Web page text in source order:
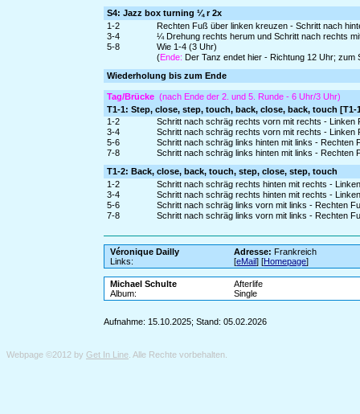
S4: Jazz box turning ¼ r 2x
1-2
Rechten Fuß über linken kreuzen - Schritt nach
3-4
¼ Drehung rechts herum und Schritt nach rechts
5-8
Wie 1-4 (3 Uhr)
(Ende: Der Tanz endet hier - Richtung 12 Uhr;
Wiederholung bis zum Ende
Tag/Brücke (nach Ende der 2. und 5. Runde - 6 Uhr/3 Uhr)
T1-1: Step, close, step, touch, back, close, back, touch [T1-
1-2
Schritt nach schräg rechts vorn mit rechts - Linken
3-4
Schritt nach schräg rechts vorn mit rechts - Linken
5-6
Schritt nach schräg links hinten mit links - Rechten
7-8
Schritt nach schräg links hinten mit links - Rechten
T1-2: Back, close, back, touch, step, close, step, touch
1-2
Schritt nach schräg rechts hinten mit rechts -
3-4
Schritt nach schräg rechts hinten mit rechts -
5-6
Schritt nach schräg links vorn mit links - Rechten
7-8
Schritt nach schräg links vorn mit links - Rechten
Véronique Dailly Adresse: Frankreich
Links:
[eMail] [Homepage]
Michael Schulte
Afterlife
Album:
Single
Aufnahme: 15.10.2025; Stand: 05.02.2026
Webpage ©2012 by Get In Line . Alle Rechte vorbehalten.